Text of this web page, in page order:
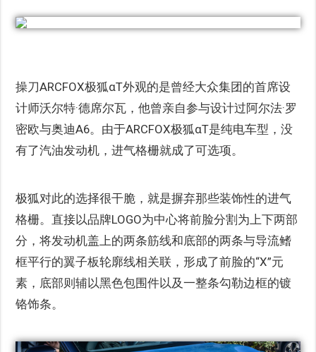
操刀ARCFOX极狐αT外观的是曾经大众集团的首席设
计师沃尔特·德席尔瓦，他曾亲自参与设计过阿尔法·罗
密欧与奥迪A6。由于ARCFOX极狐αT是纯电车型，没
有了汽油发动机，进气格栅就成了可选项。
极狐对此的选择很干脆，就是摒弃那些装饰性的进气
格栅。直接以品牌LOGO为中心将前脸分割为上下两部
分，将发动机盖上的两条筋线和底部的两条与导流鳍
框平行的翼子板轮廓线相关联，形成了前脸的“X”元
素，底部则辅以黑色包围件以及一整条勾勒边框的镀
铬饰条。